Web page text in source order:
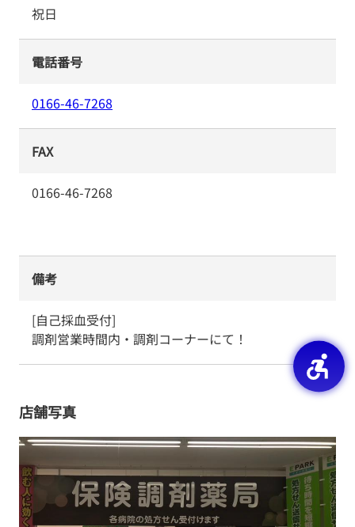
祝日
電話番号
0166-46-7268
FAX
0166-46-7268
備考
[自己採血受付]
調剤営業時間内・調剤コーナーにて！
店舗写真